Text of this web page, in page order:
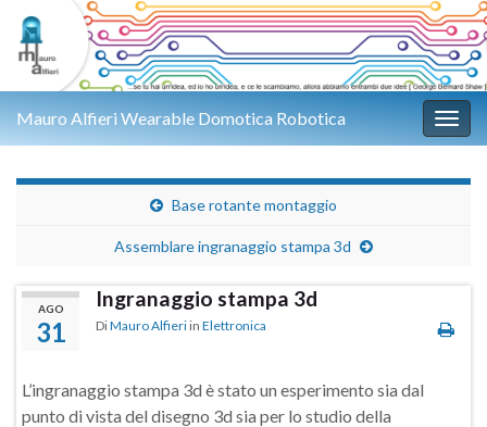
Mauro Alfieri Wearable Domotica Robotica
Base rotante montaggio
Assemblare ingranaggio stampa 3d
AGO
31
Ingranaggio stampa 3d
DiMauro Alfieri in Elettronica
L’ingranaggio stampa 3d è stato un esperimento sia dal
punto di vista del disegno 3d sia per lo studio della